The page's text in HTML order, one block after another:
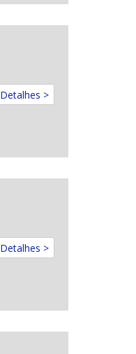
Detalhes >
Detalhes >